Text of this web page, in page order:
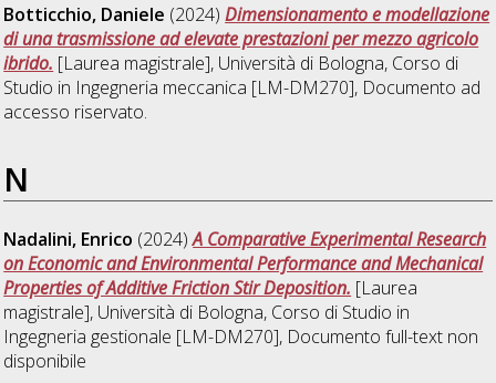
Botticchio, Daniele (2024)Dimensionamento e modellazione
di una trasmissione ad elevate prestazioni per mezzo agricolo
ibrido. [Laurea magistrale], Università di Bologna, Corso di
Studio in Ingegneria meccanica [LM-DM270], Documento ad
accesso riservato.
N
Nadalini, Enrico (2024)A Comparative Experimental Research
on Economic and Environmental Performance and Mechanical
Properties of Additive Friction Stir Deposition. [Laurea
magistrale], Università di Bologna, Corso di Studio in
Ingegneria gestionale [LM-DM270], Documento full-text non
disponibile